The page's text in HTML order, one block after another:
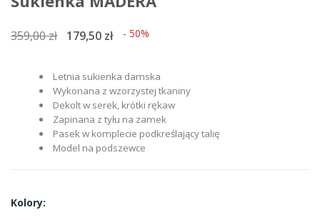
359,00 zł 179,50 zł - 50%
Letnia sukienka damska
Wykonana z wzorzystej tkaniny
Dekolt w serek, krótki rękaw
Zapinana z tyłu na zamek
Pasek w komplecie podkreślający talię
Model na podszewce
Kolory: